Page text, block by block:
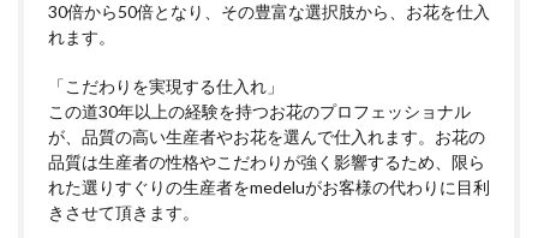
30倍から50倍となり、その豊富な選択肢から、お花を仕入
れます。
「こだわりを実現する仕入れ」
この道30年以上の経験を持つお花のプロフェッショナル
が、品質の高い生産者やお花を選んで仕入れます。お花の
品質は生産者の性格やこだわりが強く影響するため、限ら
れた選りすぐりの生産者をmedeluがお客様の代わりに目利
きさせて頂きます。